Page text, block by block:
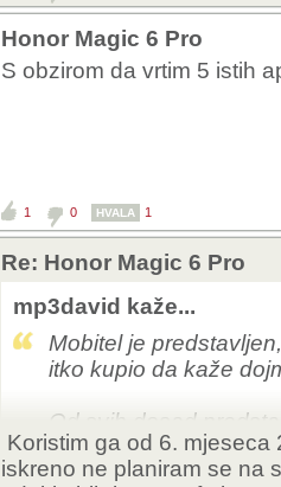
Honor Magic 6 Pro
S obzirom da vrtim 5 istih
1 0 HVALA 1
Re: Honor Magic 6 Pro
mp3david kaže...
Mobitel je
itko kupio da kaže
Od svih dosad
zainteresirao.
Nema punjaca i
Koristim ga od 6. mjeseca
iskreno ne planiram se na